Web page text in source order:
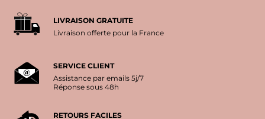
LIVRAISON GRATUITE
Livraison offerte pour la France
SERVICE CLIENT
Assistance par emails 5j/7
Réponse sous 48h
RETOURS FACILES